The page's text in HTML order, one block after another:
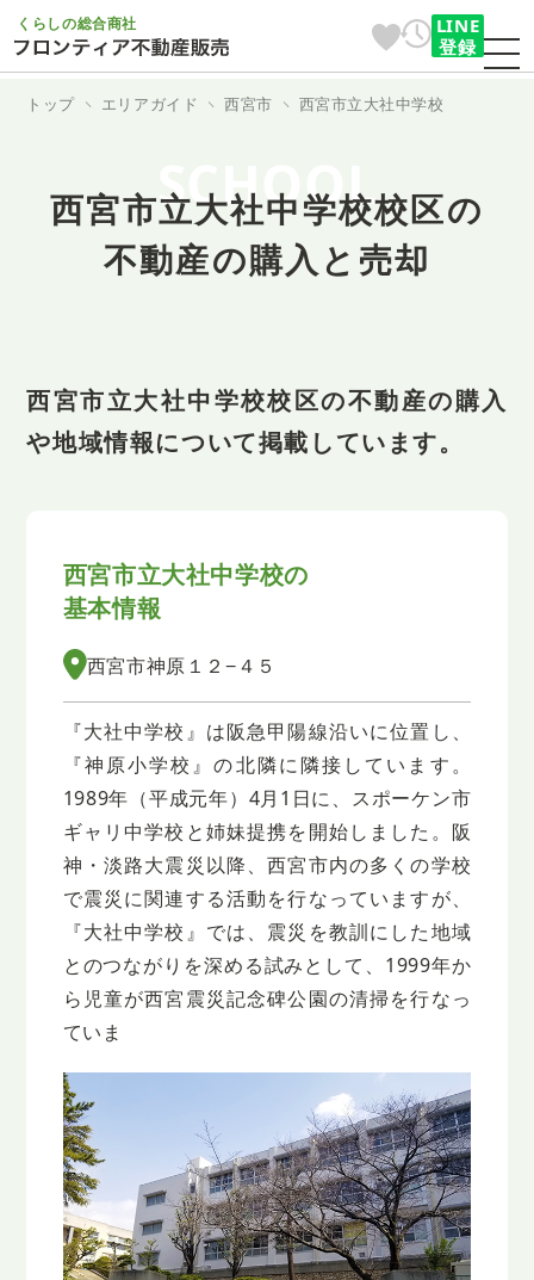
くらしの総合商社
LINE
登録
トップ エリアガイド 西宮市 西宮市立大社中学校
SCHOOL
西宮市立大社中学校校区の
不動産の購入と売却
西宮市立大社中学校校区の不動産の購入
や地域情報について掲載しています。
西宮市立大社中学校の
基本情報
西宮市神原１２−４５
『大社中学校』は阪急甲陽線沿いに位置し、
『神原小学校』の北隣に隣接しています。
1989年（平成元年）4月1日に、スポーケン市
ギャリ中学校と姉妹提携を開始しました。阪
神・淡路大震災以降、西宮市内の多くの学校
で震災に関連する活動を行なっていますが、
『大社中学校』では、震災を教訓にした地域
とのつながりを深める試みとして、1999年か
ら児童が西宮震災記念碑公園の清掃を行なっ
ていま